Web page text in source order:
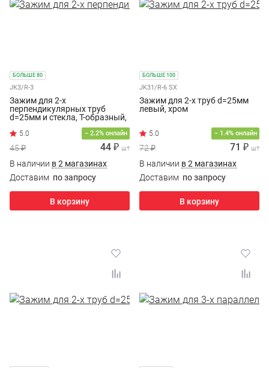
БОЛЬШЕ 80
JK3/R-3
Зажим для 2-х
перпендикулярных труб
d=25мм и стекла, Т-образный,
− 2.2% онлайн
45 ₽ 44 ₽ шт
В наличии в 2 магазинах
Доставим по запросу
В корзину
БОЛЬШЕ 100
JK31/R-6 SX
Зажим для 2-х труб d=25мм
левый, хром
− 1.4% онлайн
72 ₽ 71 ₽ шт
В наличии в 2 магазинах
Доставим по запросу
В корзину